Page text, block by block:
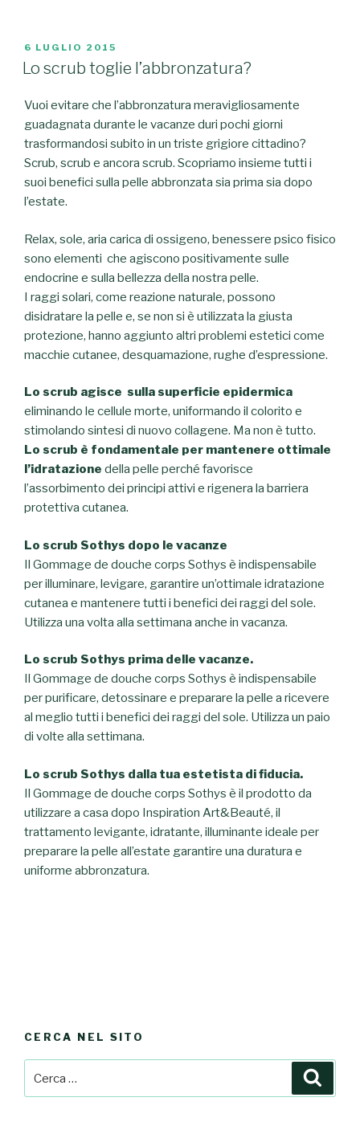
PUBBLICATO
IL
6 LUGLIO 2015
Lo scrub toglie l’abbronzatura?
Vuoi evitare che l’abbronzatura meravigliosamente
guadagnata durante le vacanze duri pochi giorni
trasformandosi subito in un triste grigiore cittadino?
Scrub, scrub e ancora scrub. Scopriamo insieme tutti i
suoi benefici sulla pelle abbronzata sia prima sia dopo
l’estate.
Relax, sole, aria carica di ossigeno, benessere psico fisico
sono elementi che agiscono positivamente sulle
endocrine e sulla bellezza della nostra pelle.
I raggi solari, come reazione naturale, possono
disidratare la pelle e, se non si è utilizzata la giusta
protezione, hanno aggiunto altri problemi estetici come
macchie cutanee, desquamazione, rughe d’espressione.
Lo scrub agisce sulla superficie epidermica
eliminando le cellule morte, uniformando il colorito e
stimolando sintesi di nuovo collagene. Ma non è tutto.
Lo scrub è fondamentale per mantenere ottimale
l’idratazione della pelle perché favorisce
l’assorbimento dei principi attivi e rigenera la barriera
protettiva cutanea.
Lo scrub Sothys dopo le vacanze
Il Gommage de douche corps Sothys è indispensabile
per illuminare, levigare, garantire un’ottimale idratazione
cutanea e mantenere tutti i benefici dei raggi del sole.
Utilizza una volta alla settimana anche in vacanza.
Lo scrub Sothys prima delle vacanze.
Il Gommage de douche corps Sothys è indispensabile
per purificare, detossinare e preparare la pelle a ricevere
al meglio tutti i benefici dei raggi del sole. Utilizza un paio
di volte alla settimana.
Lo scrub Sothys dalla tua estetista di fiducia.
Il Gommage de douche corps Sothys è il prodotto da
utilizzare a casa dopo Inspiration Art&Beauté, il
trattamento levigante, idratante, illuminante ideale per
preparare la pelle all’estate garantire una duratura e
uniforme abbronzatura.
CERCA NEL SITO